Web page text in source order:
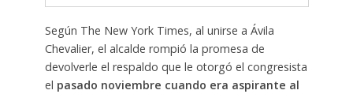
Según The New York Times, al unirse a Ávila
Chevalier, el alcalde rompió la promesa de
devolverle el respaldo que le otorgó el congresista
el pasado noviembre cuando era aspirante al